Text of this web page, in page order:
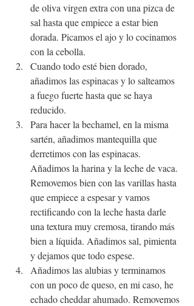
de oliva virgen extra con una pizca de
sal hasta que empiece a estar bien
dorada. Picamos el ajo y lo cocinamos
con la cebolla.
Cuando todo esté bien dorado,
añadimos las espinacas y lo salteamos
a fuego fuerte hasta que se haya
reducido.
Para hacer la bechamel, en la misma
sartén, añadimos mantequilla que
derretimos con las espinacas.
Añadimos la harina y la leche de vaca.
Removemos bien con las varillas hasta
que empiece a espesar y vamos
rectificando con la leche hasta darle
una textura muy cremosa, tirando más
bien a líquida. Añadimos sal, pimienta
y dejamos que todo espese.
Añadimos las alubias y terminamos
con un poco de queso, en mi caso, he
echado cheddar ahumado. Removemos